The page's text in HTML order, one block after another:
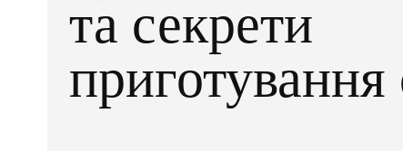
та секрети
приготування